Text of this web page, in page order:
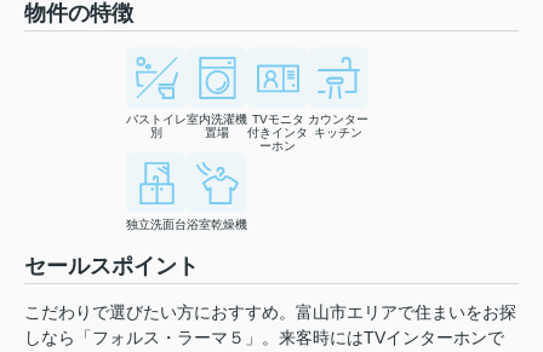
物件の特徴
バストイレ
別
室内洗濯機
置場
TVモニタ
付きインタ
ーホン
カウンター
キッチン
独立洗面台浴室乾燥機
セールスポイント
こだわりで選びたい方におすすめ。富山市エリアで住まいをお探
しなら「フォルス・ラーマ５」。来客時にはTVインターホンで